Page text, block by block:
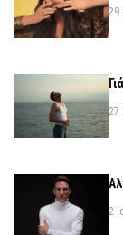
29
27
2